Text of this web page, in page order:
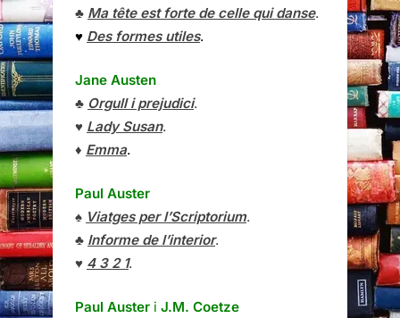
♣ Ma tête est forte de celle qui danse.
♥ Des formes utiles.
Jane Austen
♣ Orgull i prejudici.
♥ Lady Susan.
♦ Emma.
Paul Auster
♠ Viatges per l’Scriptorium.
♣ Informe de l’interior.
♥ 4 3 2 1.
Paul Auster i J.M. Coetze